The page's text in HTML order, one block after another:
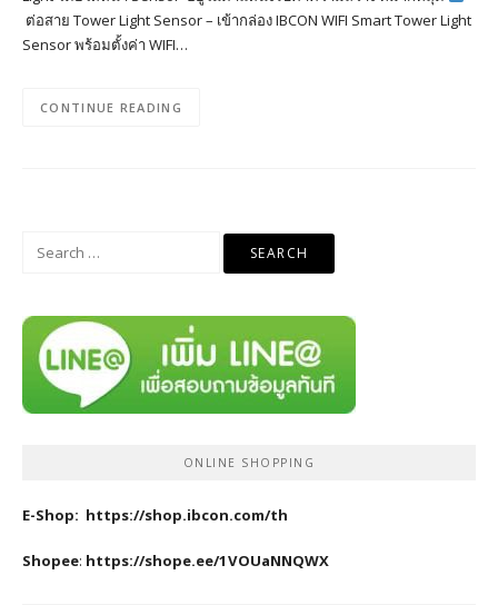
ต่อสาย Tower Light Sensor – เข้ากล่อง IBCON WIFI Smart Tower Light
Sensor พร้อมตั้งค่า WIFI…
CONTINUE READING
Search
ONLINE SHOPPING
E-Shop: https://shop.ibcon.com/th
Shopee: https://shope.ee/1VOUaNNQWX